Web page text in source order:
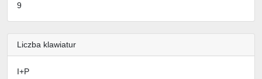
9
Liczba klawiatur
I+P